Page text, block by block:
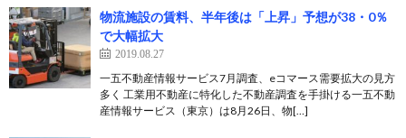
物流施設の賃料、半年後は「上昇」予想が38・0％
で大幅拡大
2019.08.27
一五不動産情報サービス7月調査、eコマース需要拡大の見方
多く 工業用不動産に特化した不動産調査を手掛ける一五不動
産情報サービス（東京）は8月26日、物[…]